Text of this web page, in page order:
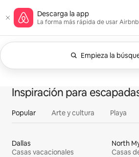
contenido
Página de inicio de
Descarga la app
La forma más rápida de usar Airbnb
Empieza la
Se muestran
Todo
Alojamientos
Inspiración para
Popular Arte y cultura Playa
Dallas
Casas vacacionales
North
Casas